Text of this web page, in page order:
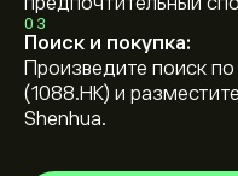
03
Поиск и покупка:
Произведите поиск
(1088.HK) и
Shenhua.